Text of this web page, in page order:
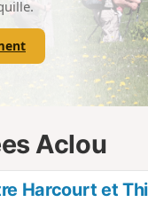
Aclou
Harcourt et